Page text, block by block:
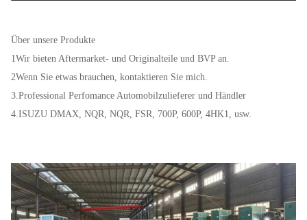
Einbau von
Fahrzeugen
Isuzu DMAX 4JJ1
8-98017027-1 8-98017027-0
8980170271 8980170270
Verpackung Neutral/auf Kundenbedarf angepasst
Versand Über See/Luft/Express
Über unsere Produkte
1Wir bieten Aftermarket- und Originalteile und BVP an.
2Wenn Sie etwas brauchen, kontaktieren Sie mich.
3.Professional Perfomance Automobilzulieferer und Händler
4.ISUZU DMAX, NQR, NQR, FSR, 700P, 600P, 4HK1, usw.